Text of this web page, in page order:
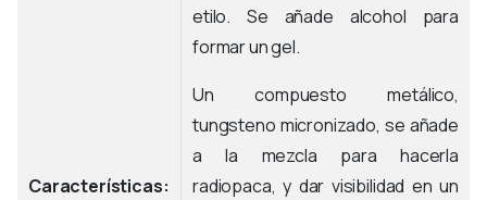
Características:
etilo. Se añade alcohol para
formar un gel.
Un compuesto metálico,
tungsteno micronizado, se añade
a la mezcla para hacerla
radiopaca, y dar visibilidad en un